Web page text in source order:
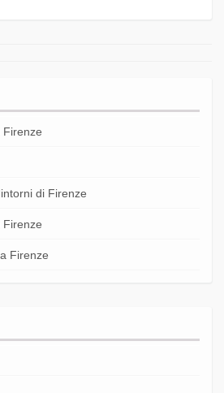
Firenze
di Firenze
Firenze
Firenze